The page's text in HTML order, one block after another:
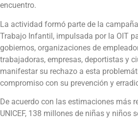
encuentro.
La actividad formó parte de la
Trabajo Infantil, impulsada por la OIT
gobiernos, organizaciones de
trabajadoras, empresas, deportistas y
manifestar su rechazo a esta
compromiso con su prevención y
De acuerdo con las estimaciones más
UNICEF, 138 millones de niñas y niños